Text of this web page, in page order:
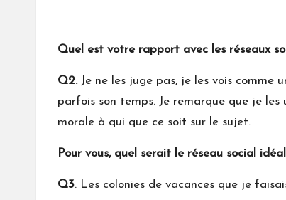
Quel est votre rapport avec les réseaux
Q2.Je ne les juge pas, je les vois comme
parfois son temps. Je remarque que je
morale à qui que ce soit sur le sujet.
Pour vous, quel serait le réseau social
Q3. Les colonies de vacances que je